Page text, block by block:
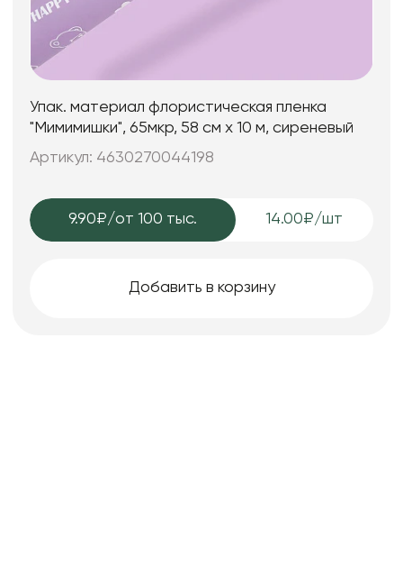
Упак. материал флористическая пленка
"Мимимишки", 65мкр, 58 см х 10 м, сиреневый
Артикул: 4630270044198
9.90₽/от 100 тыс. 14.00₽/шт
Добавить в корзину